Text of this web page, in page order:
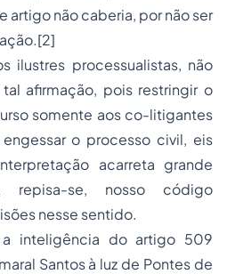
artigo não caberia, por não ser
[2]
ilustres processualistas, não
afirmação, pois restringir o
somente aos co-litigantes
o processo civil, eis
acarreta grande
repisa-se, nosso código
nesse sentido.
a inteligência do artigo 509
Santos à luz de Pontes de